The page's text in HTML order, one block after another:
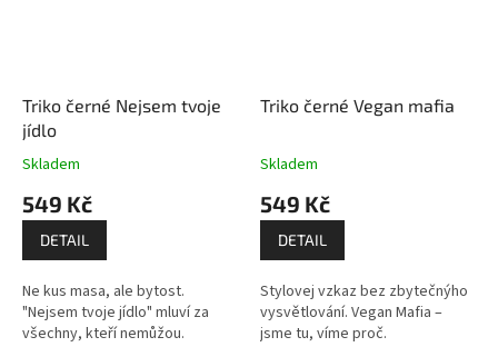
Triko černé Nejsem tvoje
jídlo
Skladem
549 Kč
DETAIL
Ne kus masa, ale bytost.
"Nejsem tvoje jídlo" mluví za
všechny, kteří nemůžou.
Triko černé Vegan mafia
Skladem
549 Kč
DETAIL
Stylovej vzkaz bez zbytečnýho
vysvětlování. Vegan Mafia –
jsme tu, víme proč.